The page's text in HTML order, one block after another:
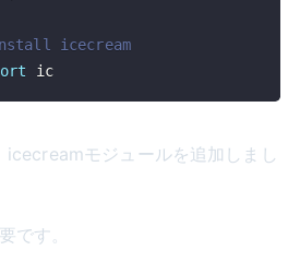
icecream
ic
icecreamモジュールを追加しまし
です。